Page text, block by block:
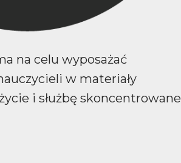
na celu wyposażać
w materiały
i służbę skoncentrowane